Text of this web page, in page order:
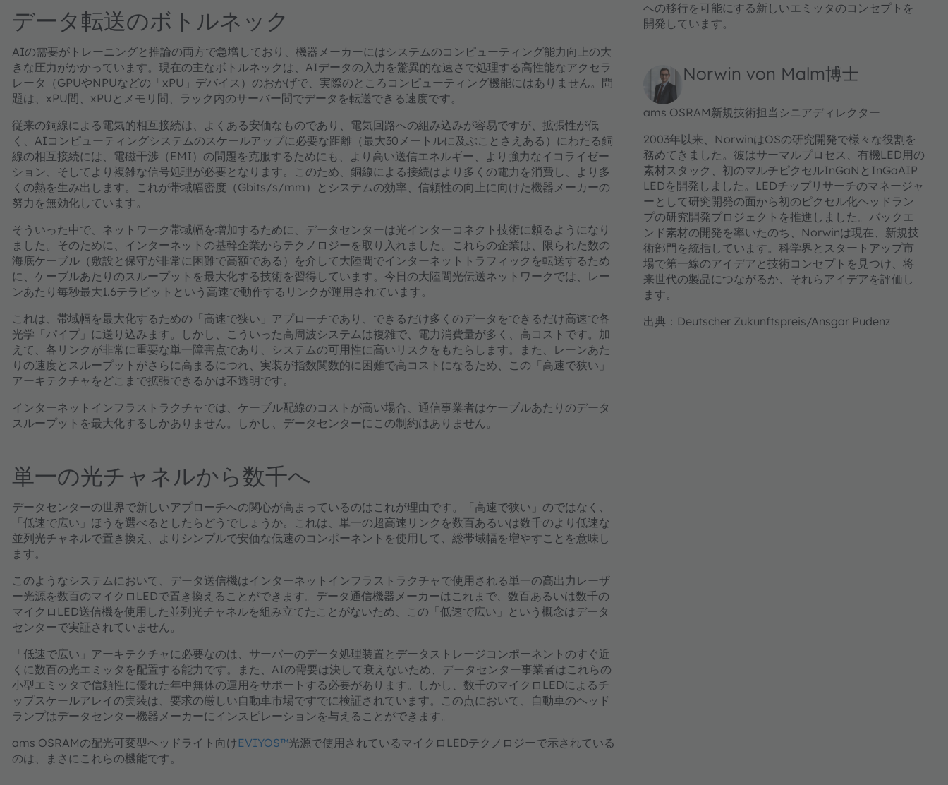
データ転送のボトルネック
AIの需要がトレーニングと推論の両方で急増しており、機器メーカーにはシステムのコンピューティング能力向上の大
きな圧力がかかっています。現在の主なボトルネックは、AIデータの入力を驚異的な速さで処理する高性能なアクセラ
レータ（GPUやNPUなどの「xPU」デバイス）のおかげで、実際のところコンピューティング機能にはありません。問
題は、xPU間、xPUとメモリ間、ラック内のサーバー間でデータを転送できる速度です。
従来の銅線による電気的相互接続は、よくある安価なものであり、電気回路への組み込みが容易ですが、拡張性が低
く、AIコンピューティングシステムのスケールアップに必要な距離（最大30メートルに及ぶことさえある）にわたる銅
線の相互接続には、電磁干渉（EMI）の問題を克服するためにも、より高い送信エネルギー、より強力なイコライゼー
ション、そしてより複雑な信号処理が必要となります。このため、銅線による接続はより多くの電力を消費し、より多
くの熱を生み出します。これが帯域幅密度（Gbits/s/mm）とシステムの効率、信頼性の向上に向けた機器メーカーの
努力を無効化しています。
そういった中で、ネットワーク帯域幅を増加するために、データセンターは光インターコネクト技術に頼るようになり
ました。そのために、インターネットの基幹企業からテクノロジーを取り入れました。これらの企業は、限られた数の
海底ケーブル（敷設と保守が非常に困難で高額である）を介して大陸間でインターネットトラフィックを転送するため
に、ケーブルあたりのスループットを最大化する技術を習得しています。今日の大陸間光伝送ネットワークでは、レー
ンあたり毎秒最大1.6テラビットという高速で動作するリンクが運用されています。
これは、帯域幅を最大化するための「高速で狭い」アプローチであり、できるだけ多くのデータをできるだけ高速で各
光学「パイプ」に送り込みます。しかし、こういった高周波システムは複雑で、電力消費量が多く、高コストです。加
えて、各リンクが非常に重要な単一障害点であり、システムの可用性に高いリスクをもたらします。また、レーンあた
りの速度とスループットがさらに高まるにつれ、実装が指数関数的に困難で高コストになるため、この「高速で狭い」
アーキテクチャをどこまで拡張できるかは不透明です。
インターネットインフラストラクチャでは、ケーブル配線のコストが高い場合、通信事業者はケーブルあたりのデータ
スループットを最大化するしかありません。しかし、データセンターにこの制約はありません。
単一の光チャネルから数千へ
データセンターの世界で新しいアプローチへの関心が高まっているのはこれが理由です。「高速で狭い」のではなく、
「低速で広い」ほうを選べるとしたらどうでしょうか。これは、単一の超高速リンクを数百あるいは数千のより低速な
並列光チャネルで置き換え、よりシンプルで安価な低速のコンポーネントを使用して、総帯域幅を増やすことを意味し
ます。
このようなシステムにおいて、データ送信機はインターネットインフラストラクチャで使用される単一の高出力レーザ
ー光源を数百のマイクロLEDで置き換えることができます。データ通信機器メーカーはこれまで、数百あるいは数千の
マイクロLED送信機を使用した並列光チャネルを組み立てたことがないため、この「低速で広い」という概念はデータ
センターで実証されていません。
「低速で広い」アーキテクチャに必要なのは、サーバーのデータ処理装置とデータストレージコンポーネントのすぐ近
くに数百の光エミッタを配置する能力です。また、AIの需要は決して衰えないため、データセンター事業者はこれらの
小型エミッタで信頼性に優れた年中無休の運用をサポートする必要があります。しかし、数千のマイクロLEDによるチ
ップスケールアレイの実装は、要求の厳しい自動車市場ですでに検証されています。この点において、自動車のヘッド
ランプはデータセンター機器メーカーにインスピレーションを与えることができます。
ams OSRAMの配光可変型ヘッドライト向けEVIYOS™光源で使用されているマイクロLEDテクノロジーで示されている
のは、まさにこれらの機能です。
への移行を可能にする新しいエミッタのコンセプトを
開発しています。
Norwin von Malm博士
ams OSRAM新規技術担当シニアディレクター
2003年以来、NorwinはOSの研究開発で様々な役割を
務めてきました。彼はサーマルプロセス、有機LED用の
素材スタック、初のマルチピクセルInGaNとInGaAIP
LEDを開発しました。LEDチップリサーチのマネージャ
ーとして研究開発の面から初のピクセル化ヘッドラン
プの研究開発プロジェクトを推進しました。バックエ
ンド素材の開発を率いたのち、Norwinは現在、新規技
術部門を統括しています。科学界とスタートアップ市
場で第一線のアイデアと技術コンセプトを見つけ、将
来世代の製品につながるか、それらアイデアを評価し
ます。
出典：Deutscher Zukunftspreis/Ansgar Pudenz